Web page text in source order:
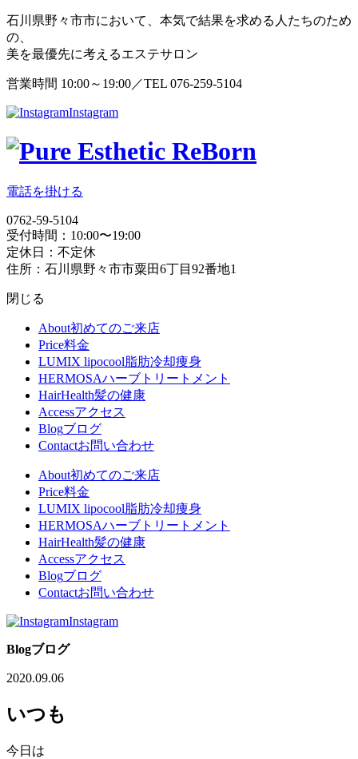
石川県野々市市において、本気で結果を求める人たちのため
の、
美を最優先に考えるエステサロン
営業時間 10:00～19:00／TEL 076-259-5104
Instagram
電話を掛ける
0762-59-5104
受付時間：10:00〜19:00
定休日：不定休
住所：石川県野々市市粟田6丁目92番地1
閉じる
About初めてのご来店
Price料金
LUMIX lipocool 脂肪冷却痩身
HERMOSAハーブトリートメント
HairHealth髪の健康
Accessアクセス
Blogブログ
Contactお問い合わせ
About初めてのご来店
Price料金
LUMIX lipocool 脂肪冷却痩身
HERMOSAハーブトリートメント
HairHealth髪の健康
Accessアクセス
Blogブログ
Contactお問い合わせ
Instagram
Blogブログ
2020.09.06
いつも
今日は